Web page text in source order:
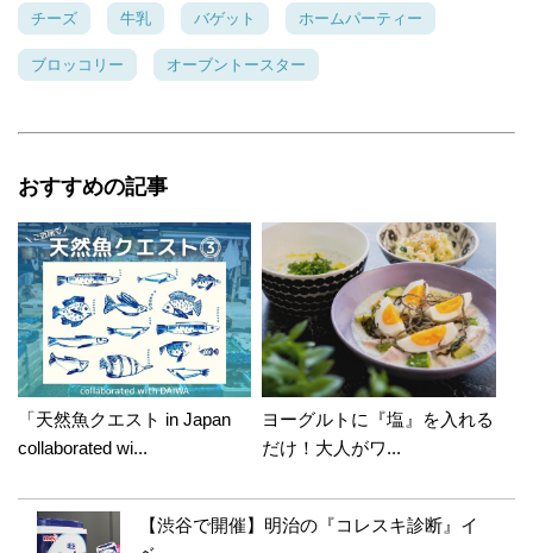
チーズ 牛乳 バゲット ホームパーティー
ブロッコリー オーブントースター
おすすめの記事
「天然魚クエスト in Japan
collaborated wi...
ヨーグルトに『塩』を入れる
だけ！大人がワ...
【渋谷で開催】明治の『コレスキ診断』イ